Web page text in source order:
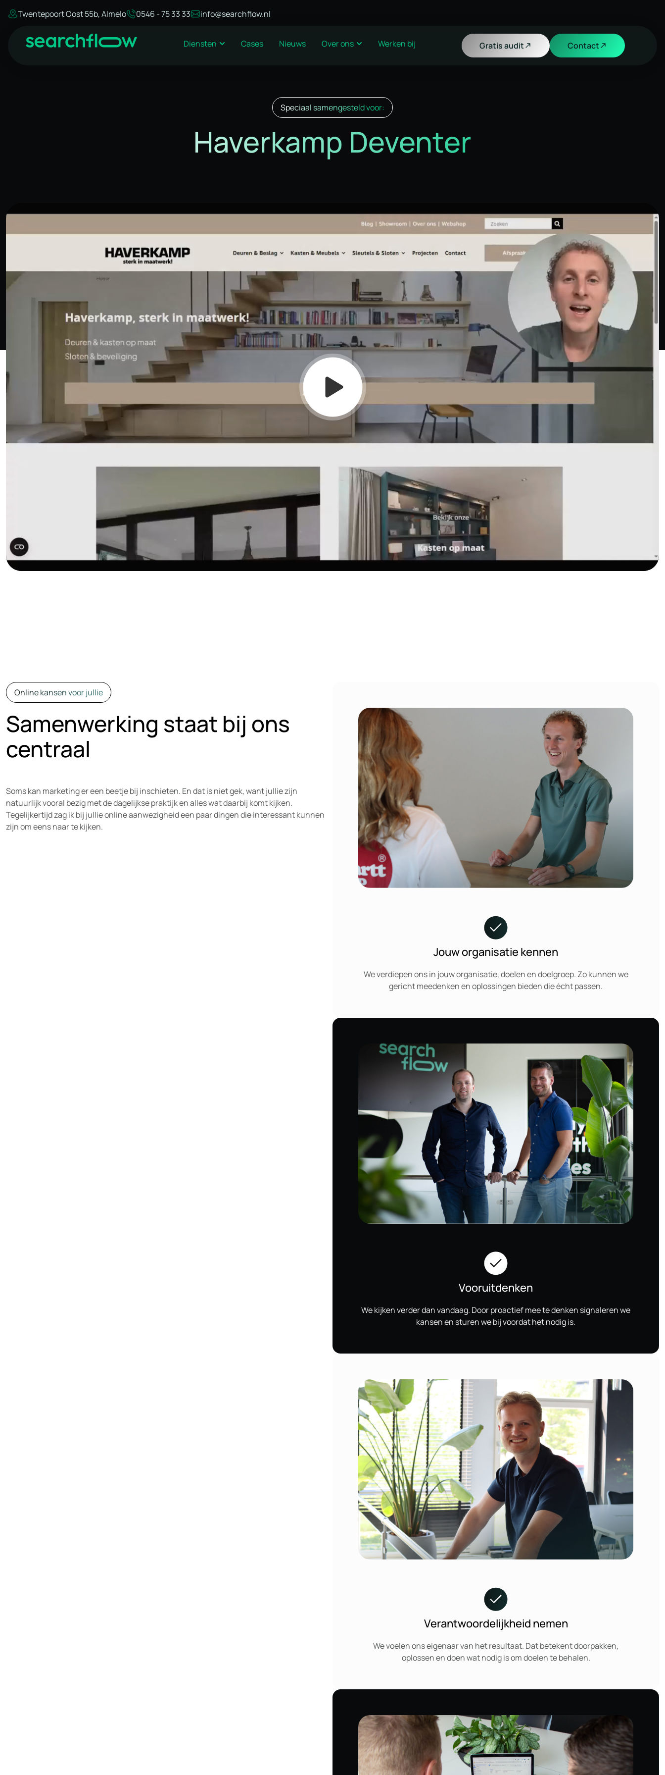
Twentepoort Oost 55b, Almelo 0546 - 75 33 33 info@searchflow.nl
Diensten Cases Nieuws Over ons Werken bij Gratis audit Contact
Speciaal samengesteld voor:
Haverkamp Deventer
Online kansen voor jullie
Samenwerking staat bij ons
centraal
Soms kan marketing er een beetje bij inschieten. En dat is niet gek, want jullie zijn
natuurlijk vooral bezig met de dagelijkse praktijk en alles wat daarbij komt kijken.
Tegelijkertijd zag ik bij jullie online aanwezigheid een paar dingen die interessant kunnen
zijn om eens naar te kijken.
Jouw organisatie kennen
We verdiepen ons in jouw organisatie, doelen en doelgroep. Zo kunnen we
gericht meedenken en oplossingen bieden die écht passen.
Vooruitdenken
We kijken verder dan vandaag. Door proactief mee te denken signaleren we
kansen en sturen we bij voordat het nodig is.
Verantwoordelijkheid nemen
We voelen ons eigenaar van het resultaat. Dat betekent doorpakken,
oplossen en doen wat nodig is om doelen te behalen.